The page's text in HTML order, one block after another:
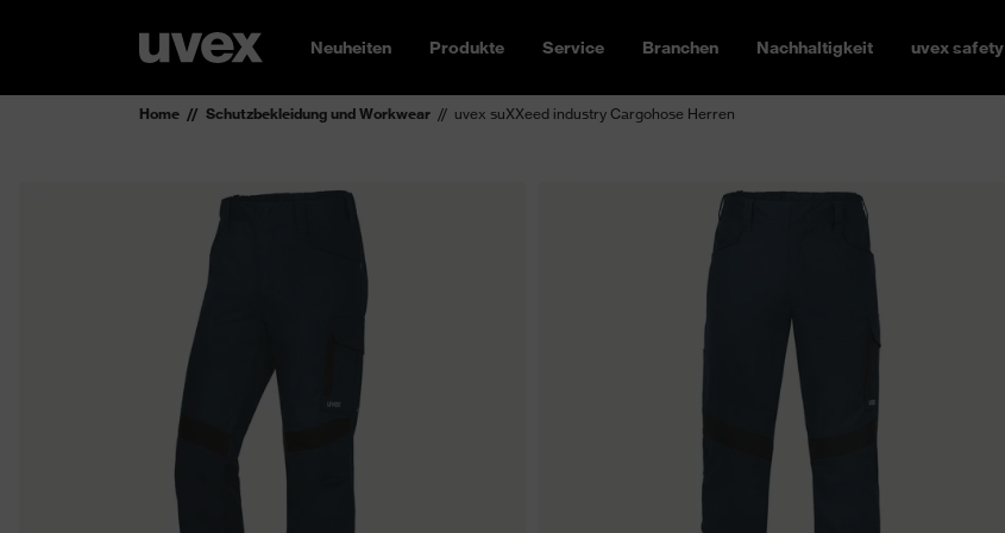
Neuheiten Produkte Service Branchen Nachhaltigkeit uvex safety
Home Schutzbekleidung und Workwear uvex suXXeed industry Cargohose Herren